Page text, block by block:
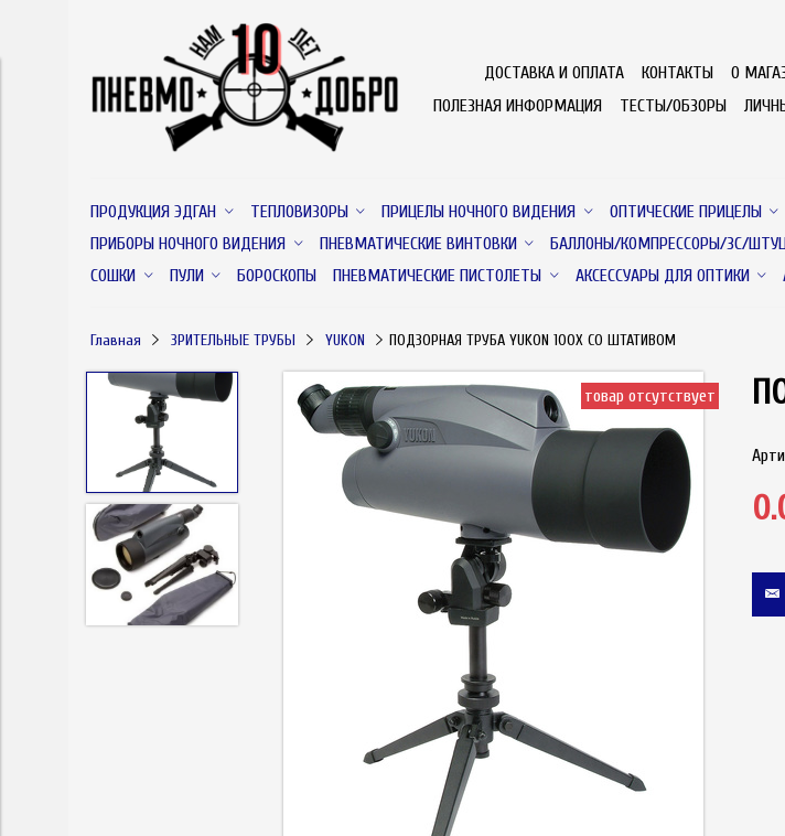
ДОСТАВКА И ОПЛАТА КОНТАКТЫ
О
ПОЛЕЗНАЯ ИНФОРМАЦИЯ
ТЕСТЫ/ОБЗОРЫ
ПРОДУКЦИЯ ЭДГАН ТЕПЛОВИЗОРЫ ПРИЦЕЛЫ НОЧНОГО ВИДЕНИЯ ОПТИЧЕСКИЕ ПРИЦЕЛЫ
ПРИБОРЫ НОЧНОГО ВИДЕНИЯ
ПНЕВМАТИЧЕСКИЕ ВИНТОВКИ БАЛЛОНЫ/КОМПРЕССОРЫ/ЗС/
СОШКИ
ПУЛИ БОРОСКОПЫ ПНЕВМАТИЧЕСКИЕ ПИСТОЛЕТЫ АКСЕССУАРЫ ДЛЯ ОПТИКИ
Главная ЗРИТЕЛЬНЫЕ ТРУБЫ YUKON ПОДЗОРНАЯ ТРУБА YUKON 100X СО ШТАТИВОМ
товар отсутствует